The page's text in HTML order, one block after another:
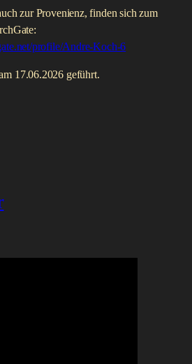
zur Provenienz, finden sich zum
profile/Andre-Koch-6
17.06.2026 geführt.